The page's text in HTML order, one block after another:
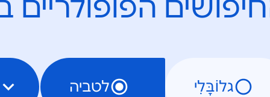
הפופולריים
גלוֹבָּלִי לטביה